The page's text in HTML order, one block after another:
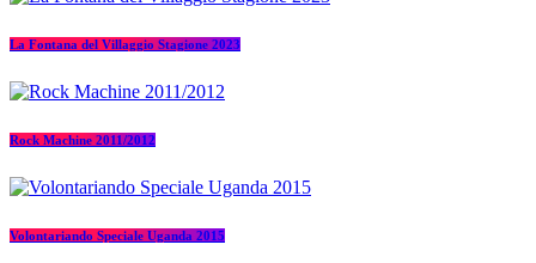
La Fontana del Villaggio Stagione 2023
Rock Machine 2011/2012
Volontariando Speciale Uganda 2015